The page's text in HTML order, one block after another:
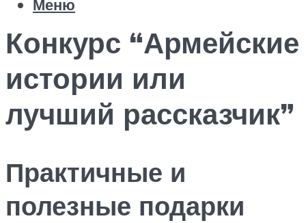
Меню
Конкурс “Армейские
истории или
лучший рассказчик”
Практичные и
полезные подарки